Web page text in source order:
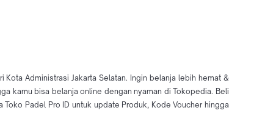
Administrasi Jakarta Selatan. Ingin belanja lebih hemat &
kamu bisa belanja online dengan nyaman di Tokopedia. Beli
Padel Pro ID untuk update Produk, Kode Voucher hingga